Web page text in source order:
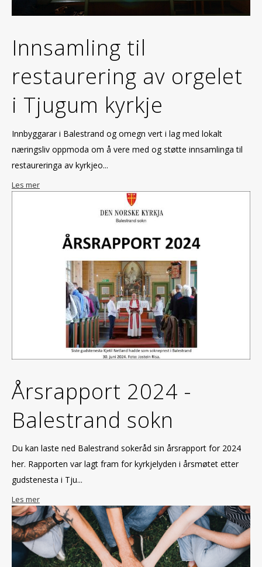
Innsamling til
restaurering av orgelet
i Tjugum kyrkje
Innbyggarar i Balestrand og omegn vert i lag med lokalt
næringsliv oppmoda om å vere med og støtte innsamlinga til
restaureringa av kyrkjeo...
Les mer
Årsrapport 2024 -
Balestrand sokn
Du kan laste ned Balestrand sokeråd sin årsrapport for 2024
her. Rapporten var lagt fram for kyrkjelyden i årsmøtet etter
gudstenesta i Tju...
Les mer